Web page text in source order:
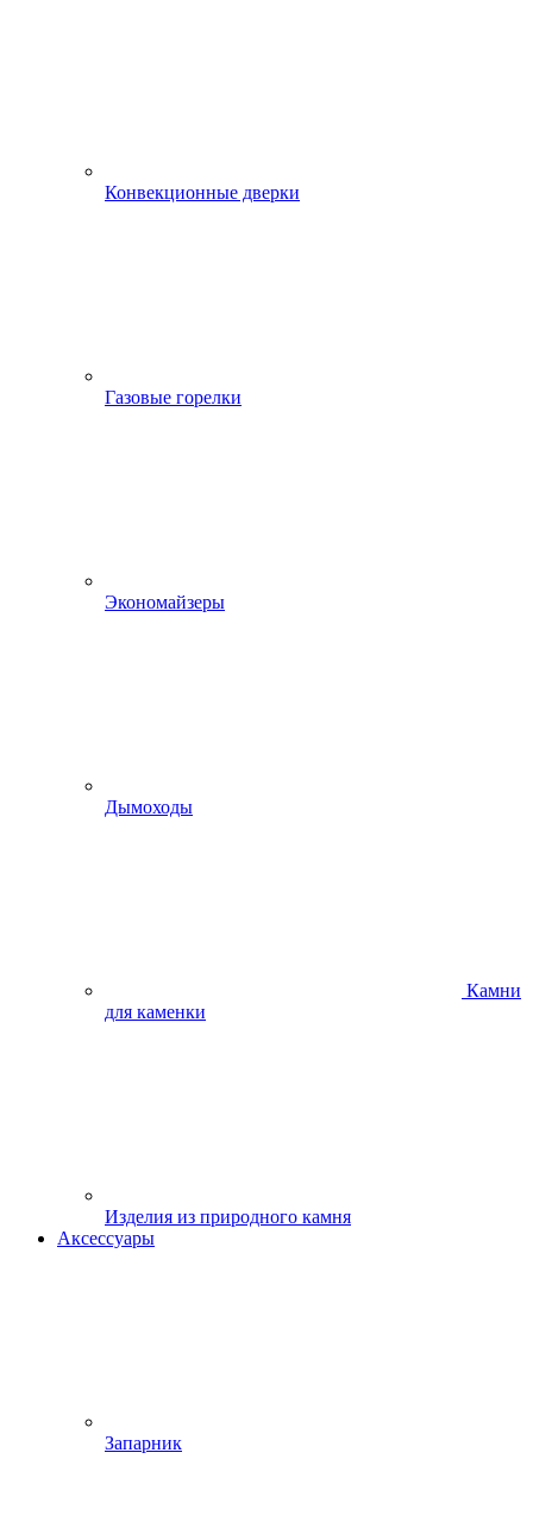
Конвекционные дверки
Газовые горелки
Экономайзеры
Дымоходы
Камни
для каменки
Изделия из природного камня
Аксессуары
Запарник